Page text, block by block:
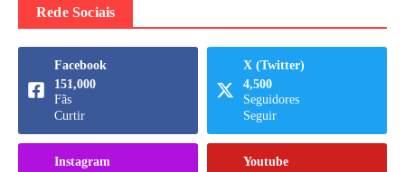
Rede Sociais
Facebook
151,000
Fãs
Curtir
X (Twitter)
4,500
Seguidores
Seguir
Instagram
Youtube